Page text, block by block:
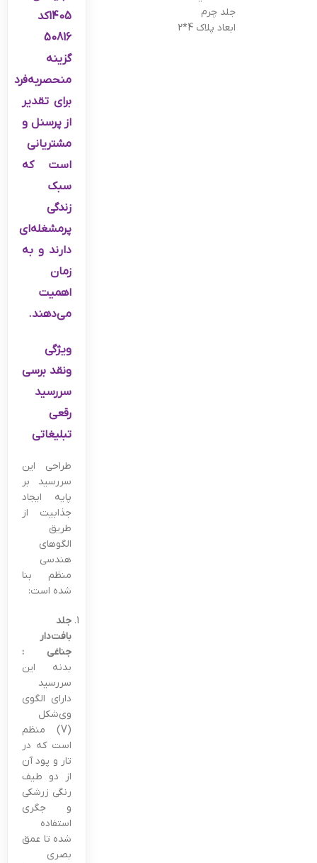
جلد چرم
ابعاد پلاک 4*2
1405کد
50816
گزینه
منحصربه‌فرد
برای تقدیر
از پرسنل و
مشتریانی
است که
سبک
زندگی
پرمشغله‌ای
دارند و به
زمان
اهمیت
می‌دهند.
ویژگی
ونقد برسی
سررسید
رقعی
تبلیغاتی
طراحی این
سررسید بر
پایه ایجاد
جذابیت از
طریق
الگوهای
هندسی
منظم بنا
شده است:
جلد
بافت‌دار
جناغی :
بدنه این
سررسید
دارای الگوی
وی‌شکل
(V) منظم
است که در
تار و پود آن
از دو طیف
رنگی زرشکی
و جگری
استفاده
شده تا عمق
بصری